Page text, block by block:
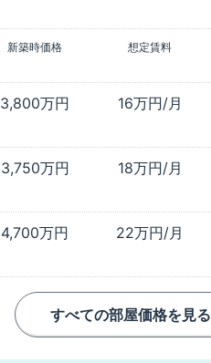
新築時価格 想定賃料
3,800万円 16万円/月
3,750万円 18万円/月
4,700万円 22万円/月
すべての部屋価格を見る